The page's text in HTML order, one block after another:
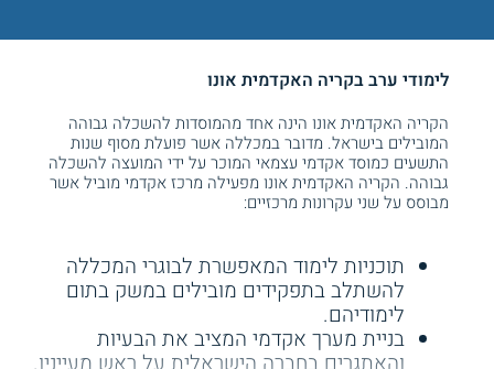
לימודי ערבבקריה האקדמית אונו
הקריה האקדמית אונו הינה אחד מהמוסדות להשכלה גבוהה
המובילים בישראל. מדובר במכללה אשר פועלת מסוף שנות
התשעים כמוסד אקדמי עצמאי המוכר על ידי המועצה להשכלה
גבוהה. הקריה האקדמית אונו מפעילה מרכז אקדמי מוביל אשר
מבוסס על שני עקרונות מרכזיים:
תוכניות לימוד המאפשרת לבוגרי המכללה
להשתלב בתפקידים מובילים במשק בתום
לימודיהם.
בניית מערך אקדמי המציב את הבעיות